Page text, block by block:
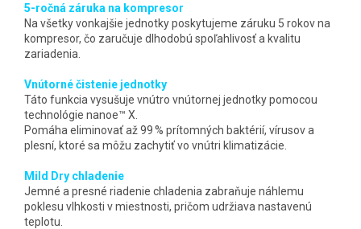
5-ročná záruka na kompresor
Na všetky vonkajšie jednotky poskytujeme záruku 5 rokov na
kompresor, čo zaručuje dlhodobú spoľahlivosť a kvalitu
zariadenia.
Vnútorné čistenie jednotky
Táto funkcia vysušuje vnútro vnútornej jednotky pomocou
technológie nanoe™ X.
Pomáha eliminovať až 99 % prítomných baktérií, vírusov a
plesní, ktoré sa môžu zachytiť vo vnútri klimatizácie.
Mild Dry chladenie
Jemné a presné riadenie chladenia zabraňuje náhlemu
poklesu vlhkosti v miestnosti, pričom udržiava nastavenú
teplotu.